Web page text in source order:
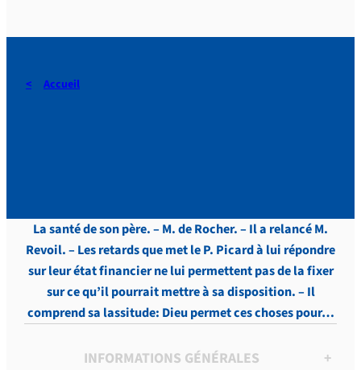
Accueil
La santé de son père. – M. de Rocher. – Il a relancé M.
Revoil. – Les retards que met le P. Picard à lui répondre
sur leur état financier ne lui permettent pas de la fixer
sur ce qu’il pourrait mettre à sa disposition. – Il
comprend sa lassitude: Dieu permet ces choses pour…
INFORMATIONS GÉNÉRALES +